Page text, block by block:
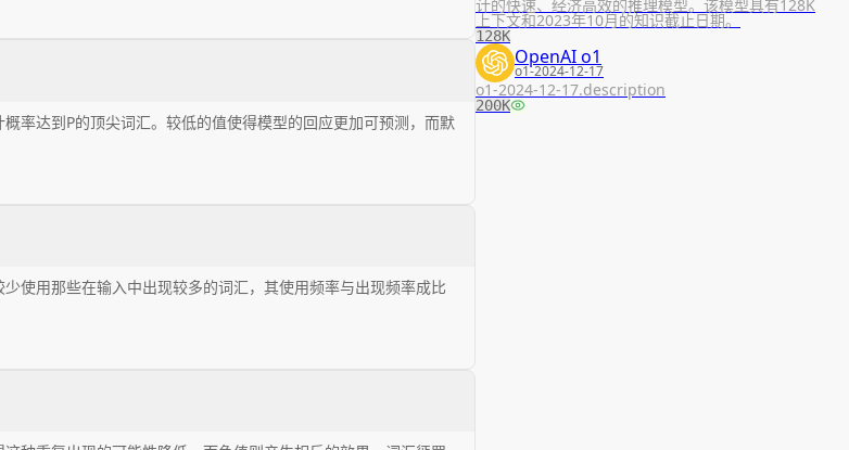
率达到P的顶尖词汇。较低的值使得模型的回应更加可预测，而默
使用那些在输入中出现较多的词汇，其使用频率与出现频率成比
计的快速、经济高效的推理模型。该模型具有128K
上下文和2023年10月的知识截止日期。
128K
OpenAI o1
o1-2024-12-17
o1-2024-12-17.description
200K